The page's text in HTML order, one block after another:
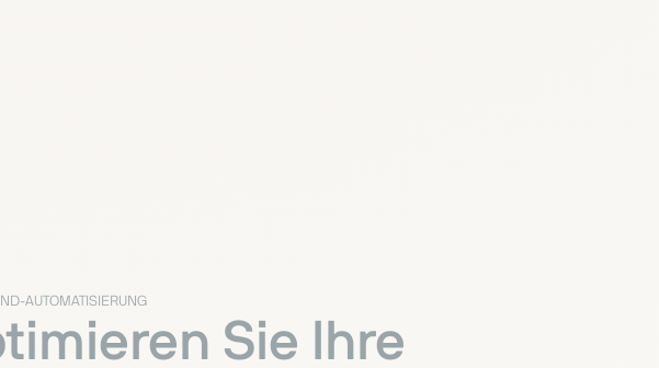
AUTOMATISIERUNG
Sie Ihre